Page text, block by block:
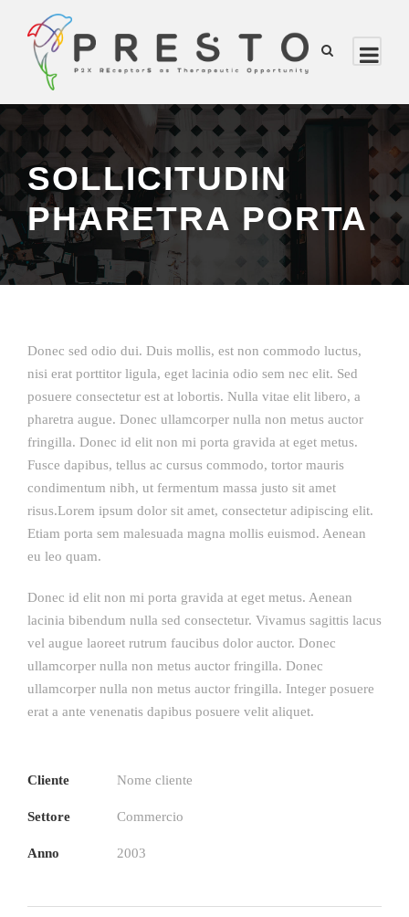
SOLLICITUDIN
PHARETRA PORTA
Donec sed odio dui. Duis mollis, est non commodo luctus,
nisi erat porttitor ligula, eget lacinia odio sem nec elit. Sed
posuere consectetur est at lobortis. Nulla vitae elit libero, a
pharetra augue. Donec ullamcorper nulla non metus auctor
fringilla. Donec id elit non mi porta gravida at eget metus.
Fusce dapibus, tellus ac cursus commodo, tortor mauris
condimentum nibh, ut fermentum massa justo sit amet
risus.Lorem ipsum dolor sit amet, consectetur adipiscing elit.
Etiam porta sem malesuada magna mollis euismod. Aenean
eu leo quam.
Donec id elit non mi porta gravida at eget metus. Aenean
lacinia bibendum nulla sed consectetur. Vivamus sagittis lacus
vel augue laoreet rutrum faucibus dolor auctor. Donec
ullamcorper nulla non metus auctor fringilla. Donec
ullamcorper nulla non metus auctor fringilla. Integer posuere
erat a ante venenatis dapibus posuere velit aliquet.
Cliente Nome cliente
Settore Commercio
Anno 2003